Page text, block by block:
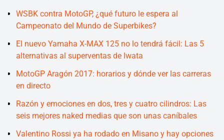
WSBK contra MotoGP, ¿qué futuro le espera al
Campeonato del Mundo de Superbikes?
El nuevo Yamaha X-MAX 125 no lo tendrá fácil: Las 5
alternativas al superventas de Iwata
MotoGP Aragón 2017: horarios y dónde ver las carreras
en directo
Razón y emociones en dos, tres y cuatro cilindros: Las
seis mejores naked medias que son unas caníbales
Valentino Rossi ya ha rodado en Misano y hay opciones